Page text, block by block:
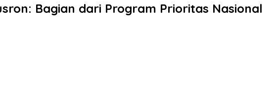
Bagian dari Program Prioritas Nasional